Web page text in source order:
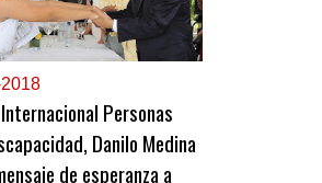
Personas
Danilo Medina
de esperanza a